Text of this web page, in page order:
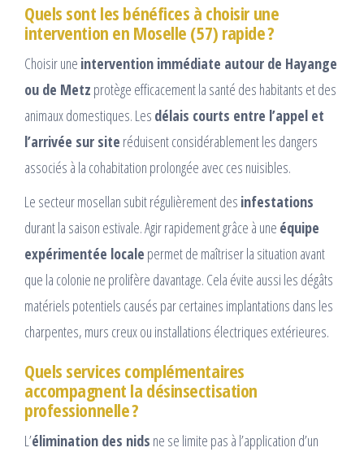
Quels sont les bénéfices à choisir une
intervention en Moselle (57) rapide ?
Choisir une intervention immédiate autour de Hayange
ou de Metz protège efficacement la santé des habitants et des
animaux domestiques. Les délais courts entre l’appel et
l’arrivée sur site réduisent considérablement les dangers
associés à la cohabitation prolongée avec ces nuisibles.
Le secteur mosellan subit régulièrement des infestations
durant la saison estivale. Agir rapidement grâce à une équipe
expérimentée locale permet de maîtriser la situation avant
que la colonie ne prolifère davantage. Cela évite aussi les dégâts
matériels potentiels causés par certaines implantations dans les
charpentes, murs creux ou installations électriques extérieures.
Quels services complémentaires
accompagnent la désinsectisation
professionnelle ?
L’élimination des nids ne se limite pas à l’application d’un